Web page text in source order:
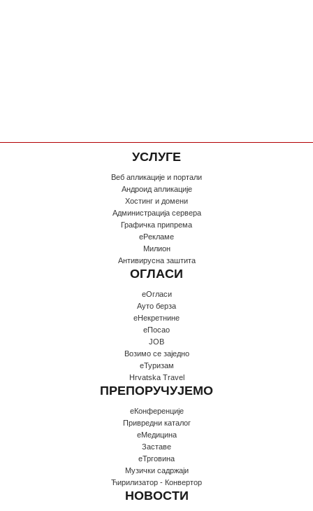
УСЛУГЕ
Веб апликације и портали
Андроид апликације
Хостинг и домени
Администрација сервера
Графичка припрема
еРекламе
Милион
Антивирусна заштита
ОГЛАСИ
еОгласи
Ауто берза
еНекретнине
еПосао
JOB
Возимо се заједно
еТуризам
Hrvatska Travel
ПРЕПОРУЧУЈЕМО
еКонференције
Привредни каталог
еМедицина
Заставе
еТрговина
Музички садржаји
Ћирилизатор - Конвертор
НОВОСТИ